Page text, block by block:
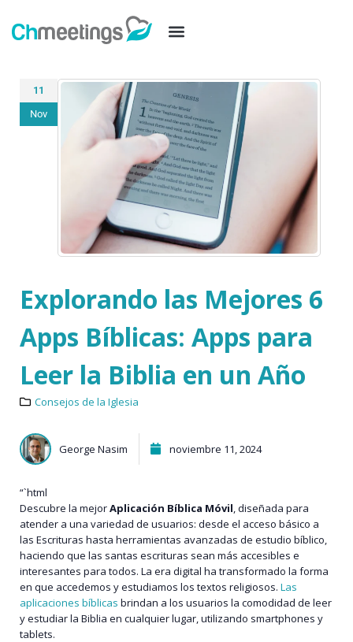
11
Nov
Explorando las Mejores 6
Apps Bíblicas: Apps para
Leer la Biblia en un Año
Consejos de la Iglesia
George Nasim noviembre 11, 2024
“`html
Descubre la mejorAplicación Bíblica Móvil, diseñada para
atender a una variedad de usuarios: desde el acceso básico a
las Escrituras hasta herramientas avanzadas de estudio bíblico,
haciendo que las santas escrituras sean más accesibles e
interesantes para todos. La era digital ha transformado la forma
en que accedemos y estudiamos los textos religiosos. Las
aplicaciones bíblicas brindan a los usuarios la comodidad de leer
y estudiar la Biblia en cualquier lugar, utilizando smartphones y
tablets.